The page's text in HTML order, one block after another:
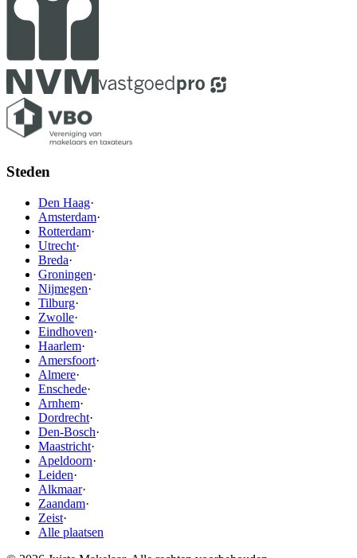
Steden
Den Haag·
Amsterdam·
Rotterdam·
Utrecht·
Breda·
Groningen·
Nijmegen·
Tilburg·
Zwolle·
Eindhoven·
Haarlem·
Amersfoort·
Almere·
Enschede·
Arnhem·
Dordrecht·
Den-Bosch·
Maastricht·
Apeldoorn·
Leiden·
Alkmaar·
Zaandam·
Zeist·
Alle plaatsen